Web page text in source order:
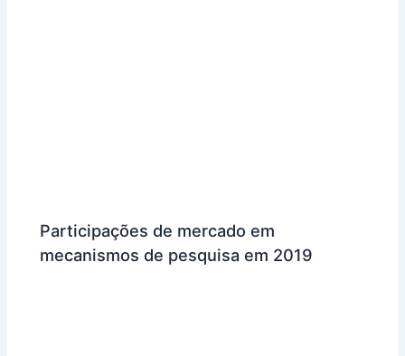
Participações de mercado em
mecanismos de pesquisa em 2019